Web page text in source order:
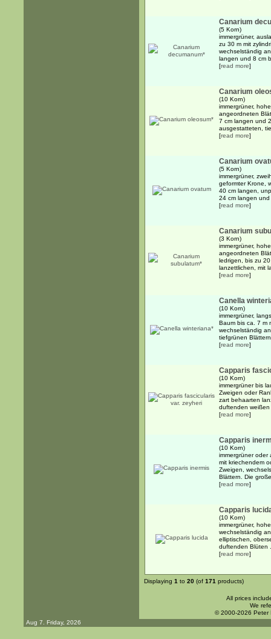
Canarium
(5 Korn)
immergrüner,
zu 30 m mit
wechselständig
langen und 8 cm
[read more]
Canarium
(10 Korn)
immergrüner,
angeordneten
7 cm langen und
ausgestatteten,
[read more]
Canarium
(5 Korn)
immergrüner,
geformter Krone,
40 cm langen,
24 cm langen
[read more]
Canarium
(3 Korn)
immergrüner,
angeordneten
ledrigen, bis zu
lanzettlichen, mit
[read more]
Canella
(10 Korn)
immergrüner,
Baum bis ca. 7 m
wechselständig
tiefgrünen
[read more]
Capparis
(10 Korn)
immergrüner bis
Zweigen oder
zart behaarten
duftenden weißen
[read more]
Capparis
(10 Korn)
immergrüner oder
mit kriechendem
Zweigen,
Blättern. Die
[read more]
Capparis
(10 Korn)
immergrüner,
wechselständig
elliptischen,
duftenden Blüten
[read more]
Displaying 1 to 20 (of 171 products)
All prices
We
© 2000-2026 Peter
Aug 7. Friday, 2026